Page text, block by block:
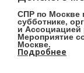
СПР по Москве
субботнике,
и Ассоциацией
Мероприятие
Москве.
Подробнее